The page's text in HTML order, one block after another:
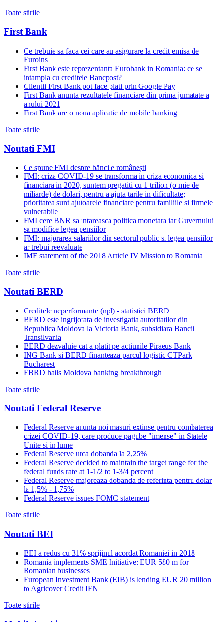
Toate stirile
First Bank
Ce trebuie sa faca cei care au asigurare la credit emisa de
Euroins
First Bank este reprezentanta Eurobank in Romania: ce se
intampla cu creditele Bancpost?
Clientii First Bank pot face plati prin Google Pay
First Bank anunta rezultatele financiare din prima jumatate a
anului 2021
First Bank are o noua aplicatie de mobile banking
Toate stirile
Noutati FMI
Ce spune FMI despre băncile românești
FMI: criza COVID-19 se transforma in criza economica si
financiara in 2020, suntem pregatiti cu 1 trilion (o mie de
miliarde) de dolari, pentru a ajuta tarile in dificultate;
prioritatea sunt ajutoarele financiare pentru familiile si firmele
vulnerabile
FMI cere BNR sa intareasca politica monetara iar Guvernului
sa modifice legea pensiilor
FMI: majorarea salariilor din sectorul public si legea pensiilor
ar trebui reevaluate
IMF statement of the 2018 Article IV Mission to Romania
Toate stirile
Noutati BERD
Creditele neperformante (npl) - statistici BERD
BERD este ingrijorata de investigatia autoritatilor din
Republica Moldova la Victoria Bank, subsidiara Bancii
Transilvania
BERD dezvaluie cat a platit pe actiunile Piraeus Bank
ING Bank si BERD finanteaza parcul logistic CTPark
Bucharest
EBRD hails Moldova banking breakthrough
Toate stirile
Noutati Federal Reserve
Federal Reserve anunta noi masuri extinse pentru combaterea
crizei COVID-19, care produce pagube "imense" in Statele
Unite si in lume
Federal Reserve urca dobanda la 2,25%
Federal Reserve decided to maintain the target range for the
federal funds rate at 1-1/2 to 1-3/4 percent
Federal Reserve majoreaza dobanda de referinta pentru dolar
la 1,5% - 1,75%
Federal Reserve issues FOMC statement
Toate stirile
Noutati BEI
BEI a redus cu 31% sprijinul acordat Romaniei in 2018
Romania implements SME Initiative: EUR 580 m for
Romanian businesses
European Investment Bank (EIB) is lending EUR 20 million
to Agricover Credit IFN
Toate stirile